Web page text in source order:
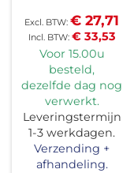
€ 33,53
€ 27,71
Voor 15.00u
besteld,
dezelfde dag nog
verwerkt.
Leveringstermijn
1-3 werkdagen.
Verzending +
afhandeling.